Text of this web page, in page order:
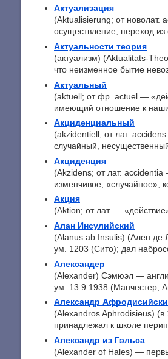
Актуализация
(Aktualisierung; от
осуществление; переход
Актуальности теория
(актуализм) (Aktualitats-
что неизменное бытие
Актуальный
(aktuell; от фр. actuel —
имеющий отношение к
Акциденциальный
(akzidentiell; от лат.
случайный,
Акциденция
(Akzidens; от лат.
изменчивое, «случайное»,
Акция
(Aktion; от лат. —
Алан Инсулийский
(Alanus ab Insulis) (Ален
ум. 1203 (Сито); дал
Александер
(Alexander) Сэмюэл —
ум. 13.9.1938 (Манчестер,
Александр
(Alexandros Aphrodisieus)
принадлежал к школе
Александр из Гэльса
(Alexander of Hales) —